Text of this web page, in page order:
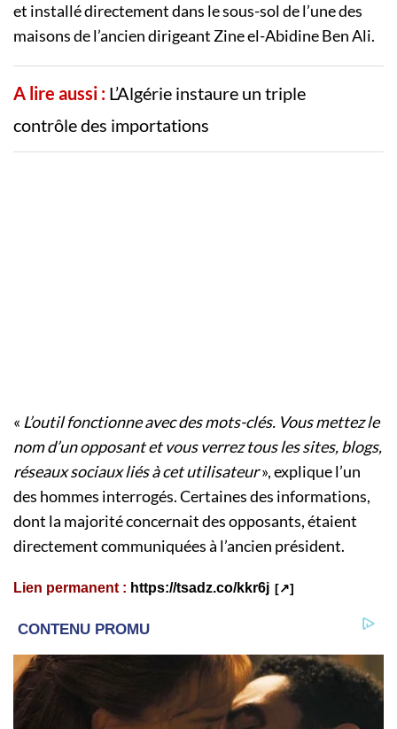
et installé directement dans le sous-sol de l’une des
maisons de l’ancien dirigeant Zine el-Abidine Ben Ali.
A lire aussi : L’Algérie instaure un triple
contrôle des importations
« L’outil fonctionne avec des mots-clés. Vous mettez le
nom d’un opposant et vous verrez tous les sites, blogs,
réseaux sociaux liés à cet utilisateur», explique l’un
des hommes interrogés. Certaines des informations,
dont la majorité concernait des opposants, étaient
directement communiquées à l’ancien président.
Lien permanent : https://tsadz.co/kkr6j